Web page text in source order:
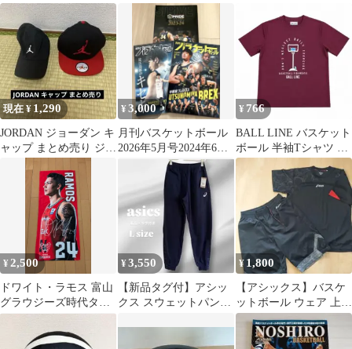
イヤー ロンティー
ト バスパン レイカーズ
ジュニア
現在 ¥ 1,290
JORDAN ジョーダン キ
ャップ まとめ売り ジャ
ンプマン バスケットボ
¥3,000
月刊バスケットボール
2026年5月号2024年6月
号BREXメモリーズ3冊
¥ 766
BALL LINE バスケット
ボール 半袖Tシャツ S
バーガンディ
¥2,500
ドワイト・ラモス 富山
グラウジーズ時代タオ
ル
¥3,550
【新品タグ付】アシッ
クス スウェットパンツ
¥ 1,800
​【アシックス】バスケ
ットボール ウェア 上下
セット 黒